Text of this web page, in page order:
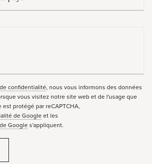
confidentialité, nous vous informons des données
vous visitez notre site web et de l'usage que
protégé par reCAPTCHA,
de Googleet les
Googles'appliquent.